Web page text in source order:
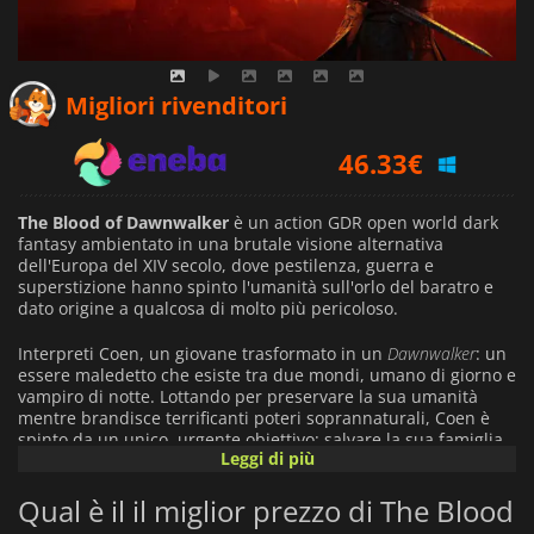
Migliori rivenditori
43.56
The Blood of Dawnwalker è un action GDR open world dark
fantasy ambientato in una brutale visione alternativa
dell'Europa del XIV secolo, dove pestilenza, guerra e
superstizione hanno spinto l'umanità sull'orlo del baratro e
dato origine a qualcosa di molto più pericoloso.
Interpreti Coen, un giovane trasformato in un Dawnwalker: un
essere maledetto che esiste tra due mondi, umano di giorno e
vampiro di notte. Lottando per preservare la sua umanità
mentre brandisce terrificanti poteri soprannaturali, Coen è
spinto da un unico, urgente obiettivo: salvare la sua famiglia
prima che il tempo finisca.
Ambientato nell'inquietante valle di Vale Sangora, il gioco
fonde realismo medievale con horror gotico. Vampiri e altre
Leggi di più
Qual è il il miglior prezzo di The Blood